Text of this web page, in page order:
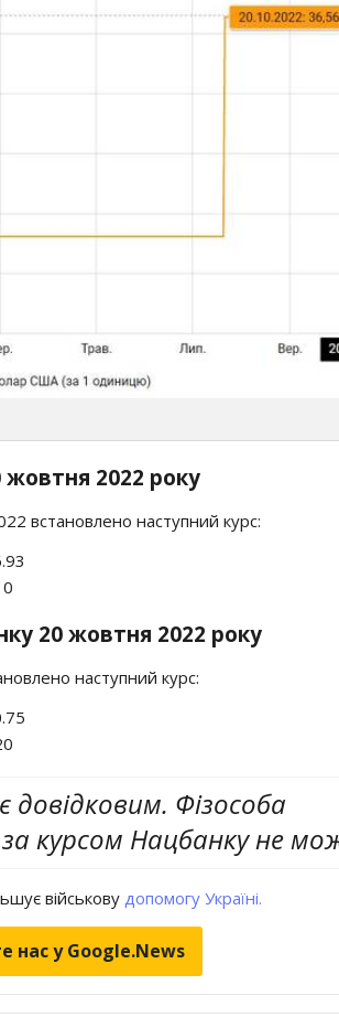
2022 року
встановлено наступний курс:
20 жовтня 2022 року
наступний курс:
Фізособа
курсом Нацбанку не
військову допомогу Україні.
нас у Google.News